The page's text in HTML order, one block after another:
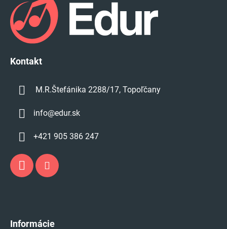
Kontakt
M.R.Štefánika 2288/17, Topoľčany
info@edur.sk
+421 905 386 247
Informácie